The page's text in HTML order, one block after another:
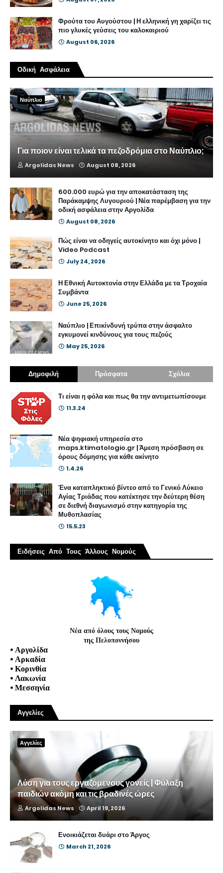
Φρούτα του Αυγούστου | Η ελληνική γη χαρίζει τις
πιο γλυκές γεύσεις του καλοκαιριού
August 06, 2026
Οδική Ασφάλεια
Ναύπλιο
Για ποιον είναι τελικά τα πεζοδρόμια στο Ναύπλιο;
Argolidas News August 08, 2026
600.000 ευρώ για την αποκατάσταση της
Παράκαμψης Λυγουριού | Νέα παρέμβαση για την
οδική ασφάλεια στην Αργολίδα
August 08, 2026
Πώς είναι να οδηγείς αυτοκίνητο και όχι μόνο |
Video Podcast
July 24, 2026
Η Εθνική Αυτοκτονία στην Ελλάδα με τα Τροχαία
Συμβάντα
June 25, 2026
Ναύπλιο | Επικίνδυνή τρύπα στην άσφαλτο
εγκυμονεί κινδύνους για τους πεζούς
May 25, 2026
Δημοφιλή Πρόσφατα Σχόλια
Τι είναι η φόλα και πως θα την αντιμετωπίσουμε
11.3.24
Νέα ψηφιακή υπηρεσία στο
maps.ktimatologio.gr | Άμεση πρόσβαση σε
όρους δόμησης για κάθε ακίνητο
1.4.26
Ένα καταπληκτικό βίντεο από το Γενικό Λύκειο
Αγίας Τριάδας που κατέκτησε την δεύτερη θέση
σε διεθνή διαγωνισμό στην κατηγορία της
Μυθοπλασίας
15.5.23
Ειδήσεις Από Τους Άλλους Νομούς
Νέα από όλους τους Νομούς
της Πελοποννήσου
• Αργολίδα
• Αρκαδία
• Κορινθία
• Λακωνία
• Μεσσηνία
Αγγελίες
Αγγελίες
Λύση για τους εργαζόμενους γονείς | Φύλαξη
παιδιών ακόμη και τις βραδινές ώρες
Argolidas News April 19, 2026
Ενοικιάζεται δυάρι στο Άργος
March 21, 2026